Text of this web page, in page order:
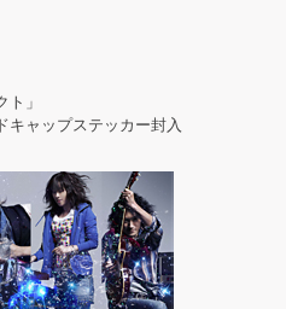
ト」
キャップステッカー封入